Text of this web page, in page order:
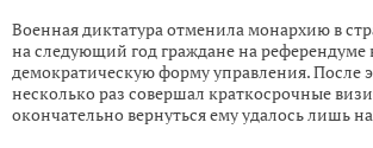
Военная диктатура отменила монархию в
на следующий год граждане на референдуме
демократическую форму управления. После
несколько раз совершал краткосрочные
окончательно вернуться ему удалось лишь